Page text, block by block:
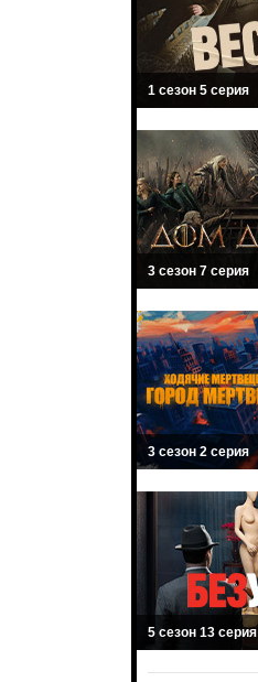
1 сезон 5 серия
3 сезон 7 серия
3 сезон 2 серия
5 сезон 13 серия